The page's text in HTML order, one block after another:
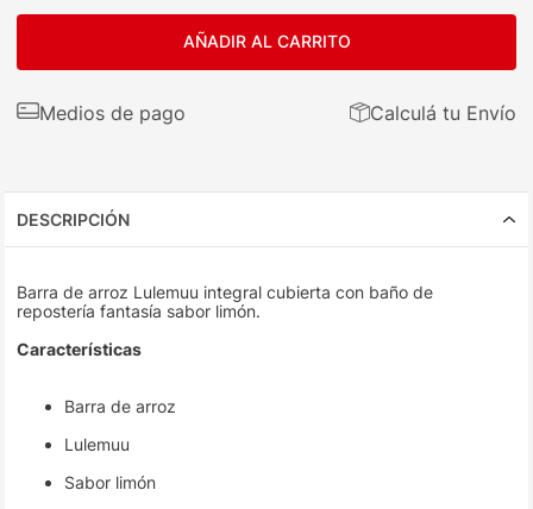
AÑADIR AL CARRITO
Medios de pago Calculá tu Envío
DESCRIPCIÓN
Barra de arroz Lulemuu integral cubierta con baño de
repostería fantasía sabor limón.
Características
Barra de arroz
Lulemuu
Sabor limón